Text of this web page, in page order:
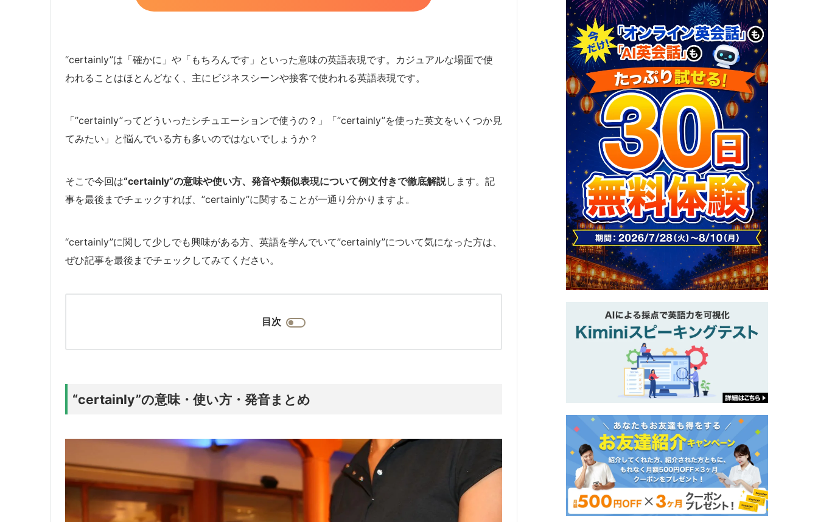
“certainly”は「確かに」や「もちろんです」といった意味の英語表現です。カジュアルな場面で使
われることはほとんどなく、主にビジネスシーンや接客で使われる英語表現です。
「”certainly”ってどういったシチュエーションで使うの？」「”certainly”を使った英文をいくつか見
てみたい」と悩んでいる方も多いのではないでしょうか？
そこで今回は“certainly”の意味や使い方、発音や類似表現について例文付きで徹底解説します。記
事を最後までチェックすれば、”certainly”に関することが一通り分かりますよ。
“certainly”に関して少しでも興味がある方、英語を学んでいて”certainly”について気になった方は、
ぜひ記事を最後までチェックしてみてください。
目次
“certainly”の意味・使い方・発音まとめ